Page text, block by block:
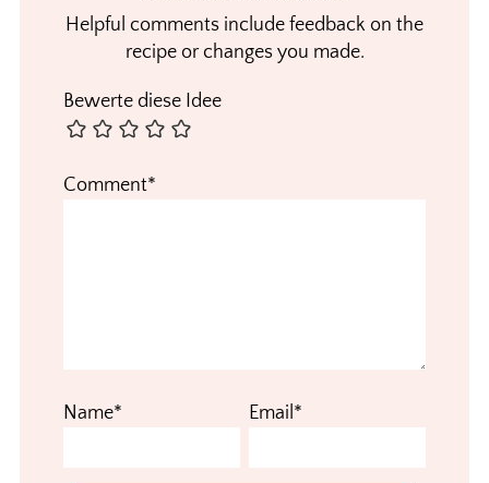
Helpful comments include feedback on the
recipe or changes you made.
Bewerte diese Idee
Comment*
Name* Email*